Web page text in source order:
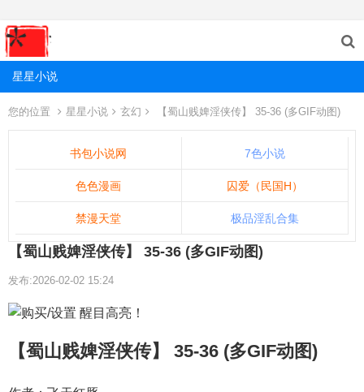
星星小说
您的位置 星星小说 玄幻 【蜀山贱婢淫侠传】 35-36 (多GIF动图)
书包小说网 7色小说
色色漫画 囚爱（民国H）
禁漫天堂 极品淫乱合集
【蜀山贱婢淫侠传】 35-36 (多GIF动图)
发布:2026-02-02 15:24
【蜀山贱婢淫侠传】 35-36 (多GIF动图)